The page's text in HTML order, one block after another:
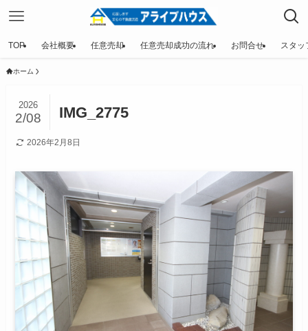
TOP 会社概要 任意売却 任意売却成功の流れ お問合せ スタッ
ホーム
IMG_2775
2026
2/08
2026年2月8日